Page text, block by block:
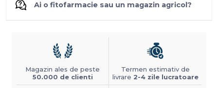
Ai o fitofarmacie sau un magazin agricol?
Magazin ales de peste
50.000 de clienti
Termen estimativ de
livrare 2-4 zile lucratoare